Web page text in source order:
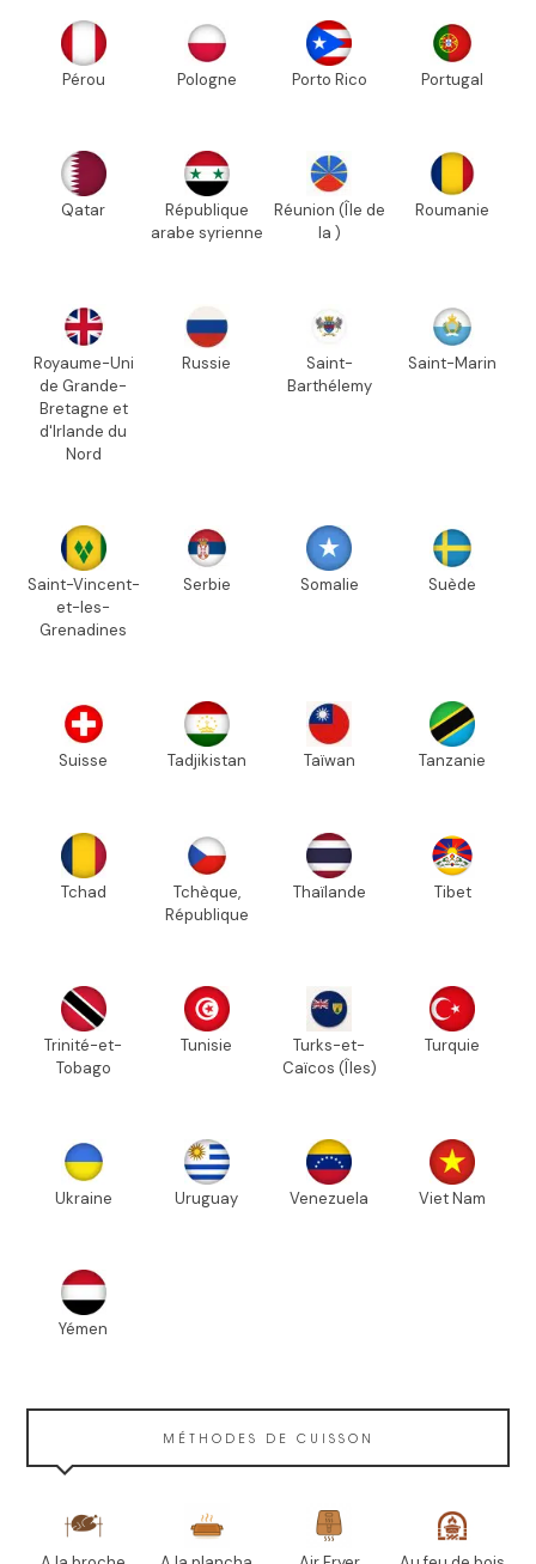
Pérou Pologne Porto Rico Portugal
Qatar
République
arabe syrienne
Réunion (Île de
la )
Roumanie
Royaume-Uni
de Grande-
Bretagne et
d'Irlande du
Nord
Russie
Saint-
Barthélemy
Saint-Marin
Saint-Vincent-
et-les-
Grenadines
Serbie Somalie Suède
Suisse Tadjikistan Taïwan Tanzanie
Tchad
Tchèque,
République
Thaïlande Tibet
Trinité-et-
Tobago
Tunisie
Turks-et-
Caïcos (Îles)
Turquie
Ukraine Uruguay Venezuela Viet Nam
Yémen
MÉTHODES DE CUISSON